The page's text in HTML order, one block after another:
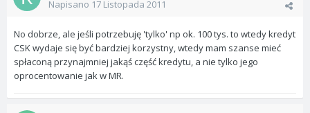
Napisano 17 Listopada 2011
No dobrze, ale jeśli potrzebuję 'tylko' np ok. 100 tys. to wtedy kredyt
CSK wydaje się być bardziej korzystny, wtedy mam szanse mieć
spłaconą przynajmniej jakąś część kredytu, a nie tylko jego
oprocentowanie jak w MR.